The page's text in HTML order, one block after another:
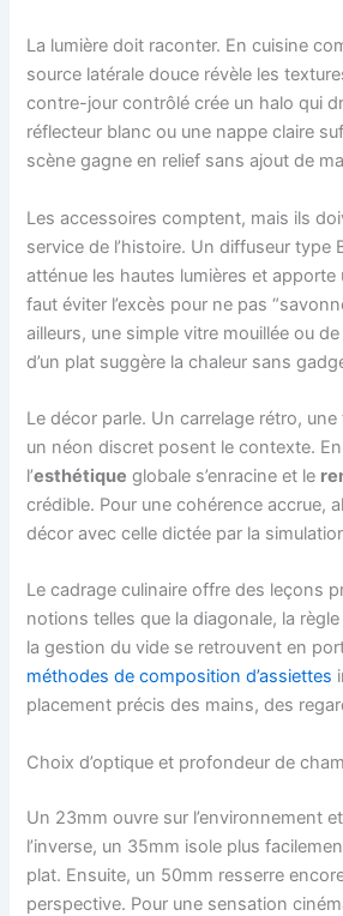
La lumière doit raconter. En cuisine
source latérale douce révèle les
contre-jour contrôlé crée un halo qui
réflecteur blanc ou une nappe claire
scène gagne en relief sans ajout de
Les accessoires comptent, mais ils
service de l’histoire. Un diffuseur type
atténue les hautes lumières et apporte
faut éviter l’excès pour ne pas
ailleurs, une simple vitre mouillée ou
d’un plat suggère la chaleur sans
Le décor parle. Un carrelage rétro,
un néon discret posent le contexte.
l’esthétique globale s’enracine et le
crédible. Pour une cohérence accrue,
décor avec celle dictée par la
Le cadrage culinaire offre des leçons
notions telles que la diagonale, la
la gestion du vide se retrouvent en
méthodes de composition d’assiettes
placement précis des mains, des
Choix d’optique et profondeur de
Un 23mm ouvre sur l’environnement
l’inverse, un 35mm isole plus
plat. Ensuite, un 50mm resserre
perspective. Pour une sensation